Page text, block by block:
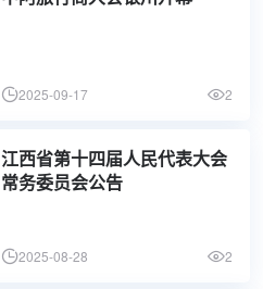
2025-09-17 2
江西省第十四届人民代表大会
常务委员会公告
2025-08-28 2